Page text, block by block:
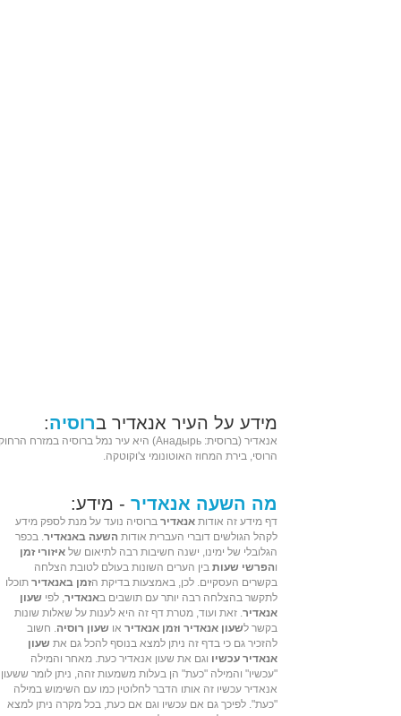
מידע על העיר אנאדיר ברוסיה:
אנאדיר (ברוסית: Анадырь) היא עיר נמל ברוסיה במזרח
הרוסי, בירת המחוז האוטונומי צ'וקוטקה.
מה השעה אנאדיר - מידע:
דף מידע זה אודות אנאדיר ברוסיה נועד על מנת לספק מידע
לקהל הגולשים דוברי העברית אודות השעה באנאדיר. בכפר
הגלובלי של ימינו, ישנה חשיבות רבה לתיאום של איזורי זמן
והפרשי שעות בין הערים השונות בעולם לטובת הצלחה
בקשרים העסקיים. לכן, באמצעות בדיקת הזמן באנאדיר תוכלו
לתקשר בהצלחה רבה יותר עם תושבים באנאדיר, לפי שעון
אנאדיר. זאת ועוד, מטרת דף זה היא לענות על שאלות שונות
בקשר לשעון אנאדיר וזמן אנאדיר או שעון רוסיה. חשוב
להזכיר גם כי בדף זה ניתן למצא בנוסף להכל גם את שעון
אנאדיר עכשיו וגם את שעון אנאדיר כעת. מאחר והמילה
"עכשיו" והמילה "כעת" הן בעלות משמעות זהה, ניתן לומר ששעון
אנאדיר עכשיו זה אותו הדבר לחלוטין כמו עם השימוש במילה
"כעת". לפיכך גם אם עכשיו וגם אם כעת, בכל מקרה ניתן למצא